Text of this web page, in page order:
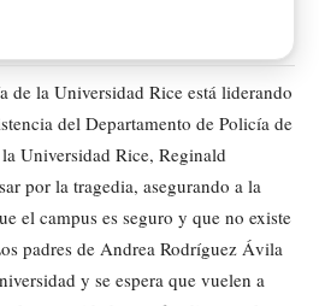
de la Universidad Rice está liderando
del Departamento de Policía de
Universidad Rice, Reginald
por la tragedia, asegurando a la
el campus es seguro y que no existe
padres de Andrea Rodríguez Ávila
y se espera que vuelen a